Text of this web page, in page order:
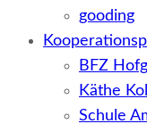
gooding
BFZ
Käthe
Schule